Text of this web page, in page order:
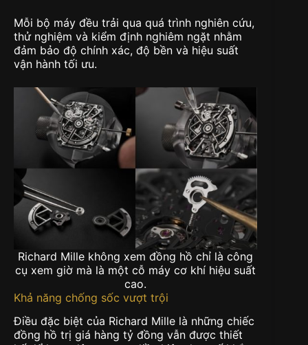
Mỗi bộ máy đều trải qua quá trình nghiên cứu,
thử nghiệm và kiểm định nghiêm ngặt nhằm
đảm bảo độ chính xác, độ bền và hiệu suất
vận hành tối ưu.
Richard Mille không xem đồng hồ chỉ là công
cụ xem giờ mà là một cỗ máy cơ khí hiệu suất
cao.
Khả năng chống sốc vượt trội
Điều đặc biệt của Richard Mille là những chiếc
đồng hồ trị giá hàng tỷ đồng vẫn được thiết